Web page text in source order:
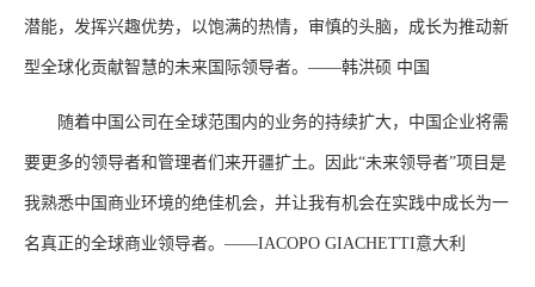
潜能，发挥兴趣优势，以饱满的热情，审慎的头脑，成长为推动新
型全球化贡献智慧的未来国际领导者。——韩洪硕 中国
随着中国公司在全球范围内的业务的持续扩大，中国企业将需
要更多的领导者和管理者们来开疆扩土。因此“未来领导者”项目是
我熟悉中国商业环境的绝佳机会，并让我有机会在实践中成长为一
名真正的全球商业领导者。——IACOPO GIACHETTI意大利